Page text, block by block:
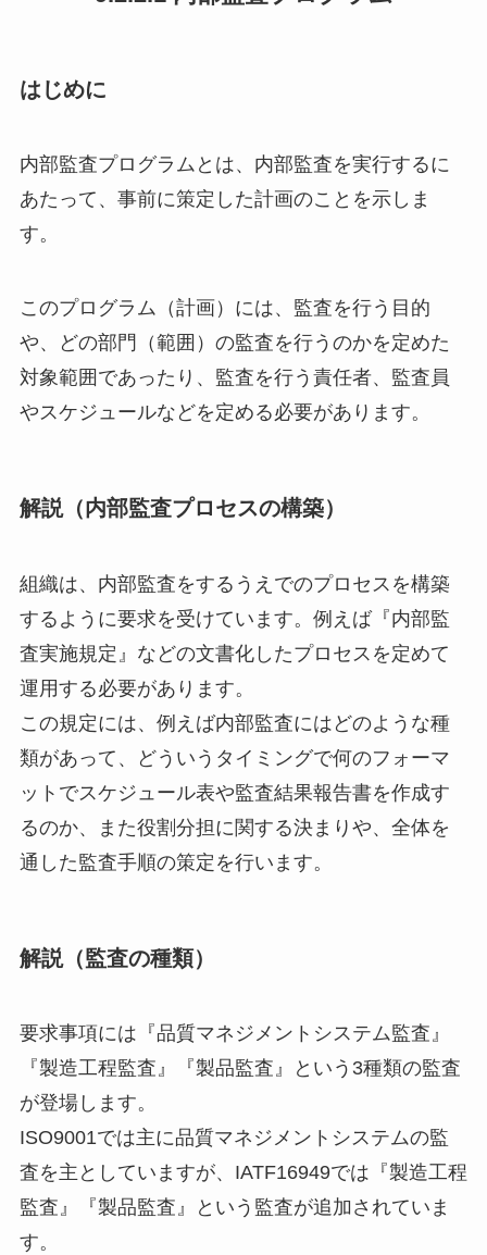
はじめに
内部監査プログラムとは、内部監査を実行するに
あたって、 事前に策定した計画のことを示しま
す。
このプログラム（計画）には、監査を行う目的
や、どの部門（範囲）の監査を行うのかを定めた
対象範囲であったり、 監査を行う責任者、監査員
やスケジュールなどを定める必要があります。
解説（内部監査プロセスの構築）
組織は、 内部監査をするうえでのプロセスを構築
するように要求を受けてい ます。例えば『内部監
査実施規定』 などの文書化したプロセスを定めて
運用する必要があります。
この規定には、例えば内部監査にはどのような種
類があって、
どういうタイミングで何のフォーマ
ットでスケジュール表や監査結果報告書を作成す
るのか、また役割分担に関する決まりや、 全体を
通した監査手順の策定を行います。
解説（監査の種類）
要求事項には『品質マネジメントシステム監査』
『製造工程監査』
『製品監査』という3種類の監査
が登場します。
ISO9001では主に品質マネジメントシステムの監
査を主とし ていますが、IATF16949では『製造工程
監査』『製品監査』という監査が追加されていま
す。